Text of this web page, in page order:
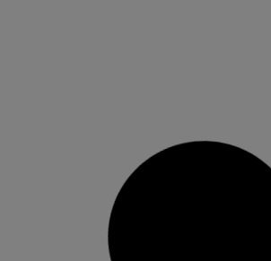
Llopis: “No té sentit que haja desaparegut una
zona de jocs al costat de dos escoles” La
portaveu de Ciutadans (Cs) d’Alzira, María José
Llopis, ha demanat explicacions “per la
deixadesa del parc de Tulell”. Llopis ha explicat
que “fa temps que les instal·lacions de la zona